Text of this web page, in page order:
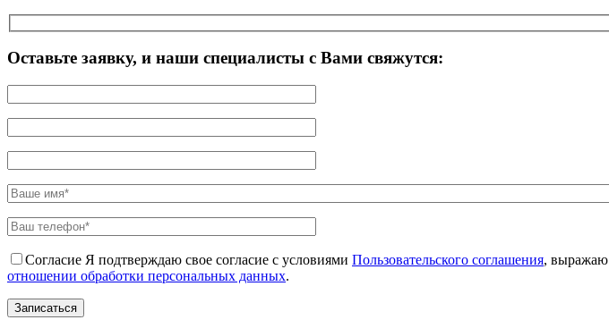
Оставьте заявку, и наши специалисты с Вами свяжутся:
Согласие Я подтверждаю свое согласие с условиями Пользовательского соглашения, выражаю
отношении обработки персональных данных.